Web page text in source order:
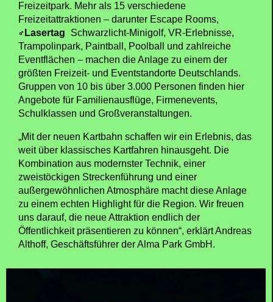
Freizeitpark. Mehr als 15 verschiedene
Freizeitattraktionen – darunter Escape Rooms,
Lasertag
Schwarzlicht-Minigolf, VR-Erlebnisse,
Trampolinpark, Paintball, Poolball und zahlreiche
Eventflächen – machen die Anlage zu einem der
größten Freizeit- und Eventstandorte Deutschlands.
Gruppen von 10 bis über 3.000 Personen finden hier
Angebote für Familienausflüge, Firmenevents,
Schulklassen und Großveranstaltungen.
„Mit der neuen Kartbahn schaffen wir ein Erlebnis, das
weit über klassisches Kartfahren hinausgeht. Die
Kombination aus modernster Technik, einer
zweistöckigen Streckenführung und einer
außergewöhnlichen Atmosphäre macht diese Anlage
zu einem echten Highlight für die Region. Wir freuen
uns darauf, die neue Attraktion endlich der
Öffentlichkeit präsentieren zu können“, erklärt Andreas
Althoff, Geschäftsführer der Alma Park GmbH.